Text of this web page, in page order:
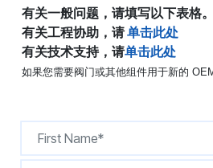
资源
职业
DESIGN TOOLS
CONTACT
购买地点
有关一般问题，请填写以下表格。
有关工程协助，请单击此处
有关技术支持，请单击此处
如果您需要阀门或其他组件用于新的